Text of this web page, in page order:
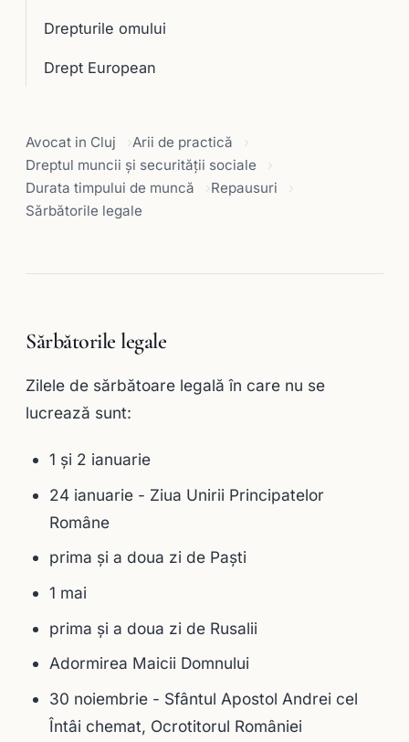
Drepturile omului
Drept European
Avocat in Cluj
Arii de practică
Dreptul muncii și securității sociale
Durata timpului de muncă
Repausuri
Sărbătorile legale
Sărbătorile legale
Zilele de sărbătoare legală în care nu se
lucrează sunt:
1 şi 2 ianuarie
24 ianuarie - Ziua Unirii Principatelor
Române
prima şi a doua zi de Paşti
1 mai
prima şi a doua zi de Rusalii
Adormirea Maicii Domnului
30 noiembrie - Sfântul Apostol Andrei cel
Întâi chemat, Ocrotitorul României